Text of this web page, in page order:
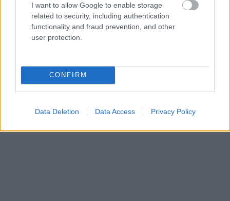
I want to allow Google to enable storage
related to security, including authentication
functionality and fraud prevention, and other
user protection.
CONFIRM
Data Deletion Data Access Privacy Policy
11. Telekinesis: On A Plain